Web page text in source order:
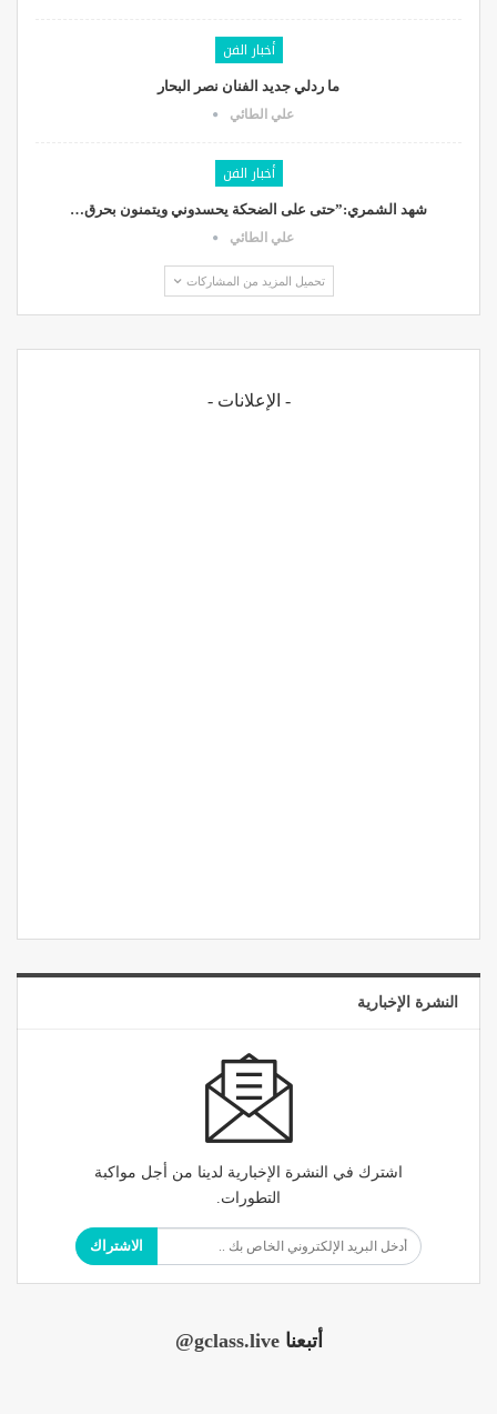
أخبار الفن
ما ردلي جديد الفنان نصر البحار
علي الطائي
أخبار الفن
شهد الشمري:”حتى على الضحكة يحسدوني ويتمنون بحرق…
علي الطائي
تحميل المزيد من المشاركات
- الإعلانات -
النشرة الإخبارية
اشترك في النشرة الإخبارية لدينا من أجل مواكبة
التطورات.
الاشتراك
أتبعنا@gclass.live